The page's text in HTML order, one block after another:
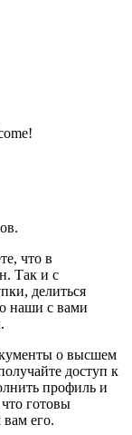
что в
Так и с
делиться
наши с вами
о высшем
доступ к
профиль и
готовы
его.